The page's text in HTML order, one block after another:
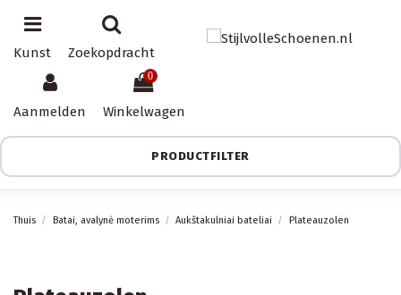
Kunst Zoekopdracht
Aanmelden
0
Winkelwagen
PRODUCTFILTER
Thuis Batai, avalynė moterims Aukštakulniai bateliai Plateauzolen